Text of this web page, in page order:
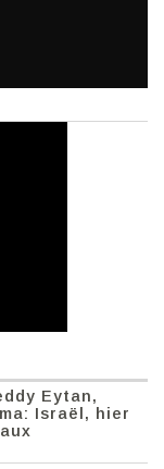
Eytan,
Israël, hier